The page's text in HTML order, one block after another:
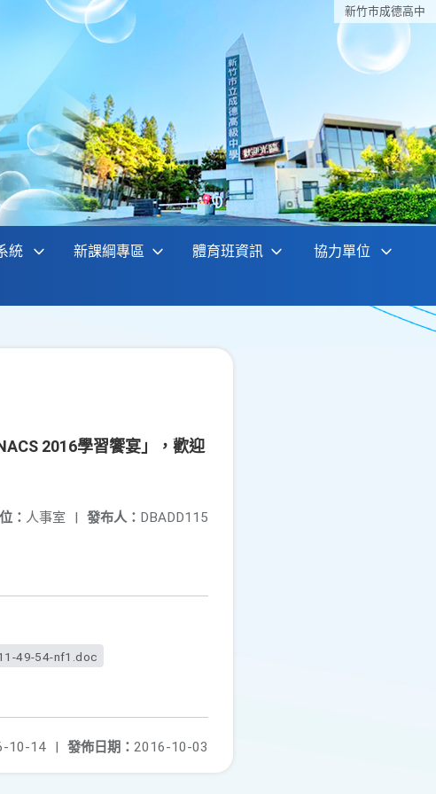
新竹巿成德高中
統 新課綱專區 體育班資訊 協力單位
2016學習饗宴」，歡迎
發布人： DBADD115
： 人事室 |
49-54-nf1.doc
發佈日期： 2016-10-03
10-14 |